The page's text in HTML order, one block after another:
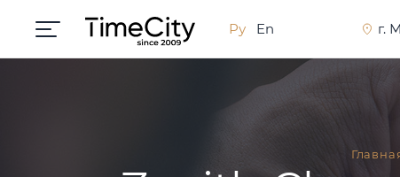
Ру En г.